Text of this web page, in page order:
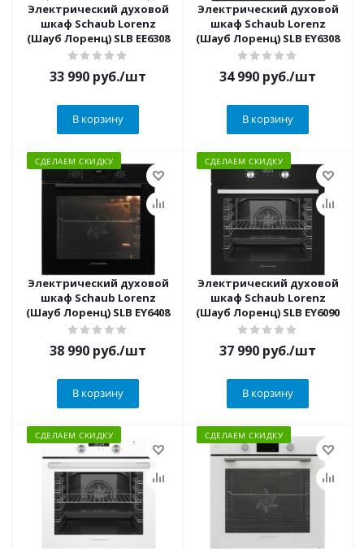
Электрический духовой
шкаф Schaub Lorenz
(Шауб Лоренц) SLB EE6308
33 990 руб./шт
В корзину
Электрический духовой
шкаф Schaub Lorenz
(Шауб Лоренц) SLB EY6308
34 990 руб./шт
В корзину
СДЕЛАЕМ СКИДКУ
Электрический духовой
шкаф Schaub Lorenz
(Шауб Лоренц) SLB EY6408
38 990 руб./шт
В корзину
СДЕЛАЕМ СКИДКУ
Электрический духовой
шкаф Schaub Lorenz
(Шауб Лоренц) SLB EY6090
37 990 руб./шт
В корзину
СДЕЛАЕМ СКИДКУ СДЕЛАЕМ СКИДКУ